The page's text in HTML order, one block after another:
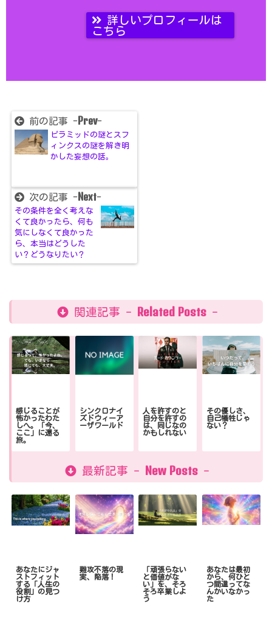
詳しいプロフィールは
こちら
前の記事 - Prev-
ピラミッドの謎とスフ
ィンクスの謎を解き明
かした妄想の話。
次の記事 - Next-
その条件を全く考えな
くて良かったら、何も
気にしなくて良かった
ら、本当はどうした
い？どうなりたい？
関連記事 - Related Posts-
感じることが
怖かったわた
しへ。「今、
ここ」に還る
旅。
シンクロナイ
ズドウィーア
ーザワールド
人を許すのと
自分を許すの
は、同じなの
かもしれない
その優しさ、
自己犠牲じゃ
ない？
最新記事 - New Posts -
あなたにジャ
ストフィット
する「人生の
役割」の見つ
け方
難攻不落の現
実、陥落！
「頑張らない
と価値がな
い」を、そろ
そろ卒業しよ
う
あなたは最初
から、何ひと
つ間違ってな
んかいなかっ
た